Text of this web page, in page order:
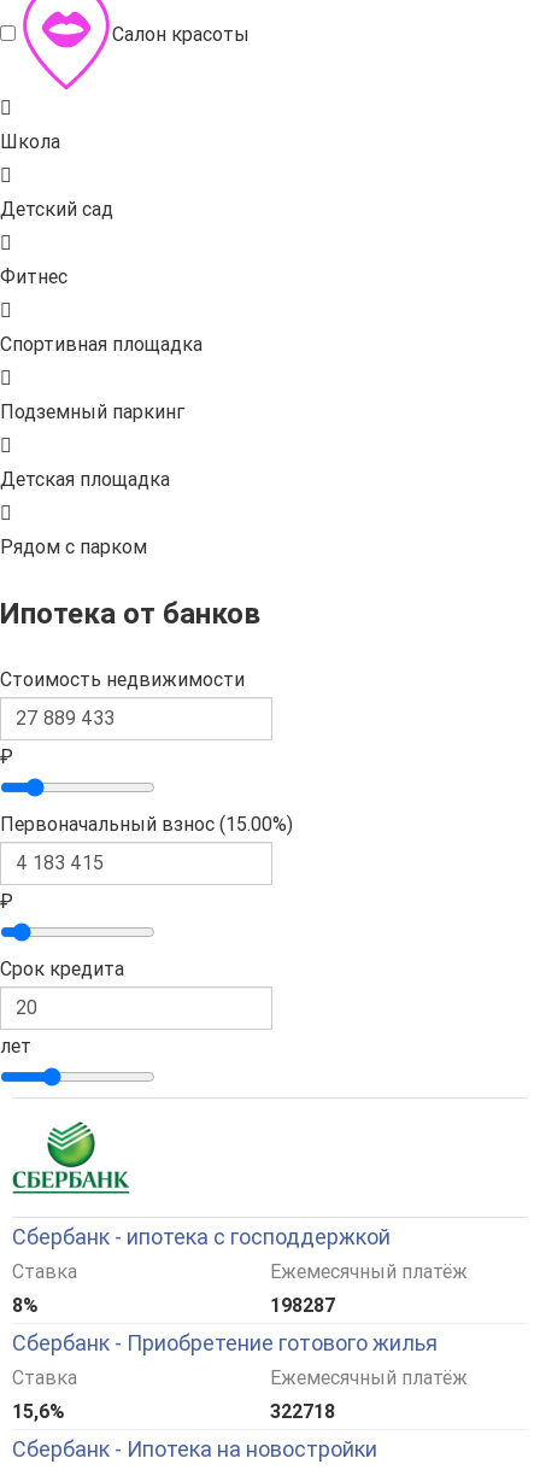
Салон красоты
Школа
Детский сад
Фитнес
Спортивная площадка
Подземный паркинг
Детская площадка
Рядом с парком
Ипотека от банков
Стоимость недвижимости
₽
Первоначальный взнос (15.00%)
₽
Срок кредита
лет
Сбербанк - ипотека с господдержкой
Ставка
8%
Ежемесячный платёж
198287
Сбербанк - Приобретение готового жилья
Ставка
15,6%
Ежемесячный платёж
322718
Сбербанк - Ипотека на новостройки